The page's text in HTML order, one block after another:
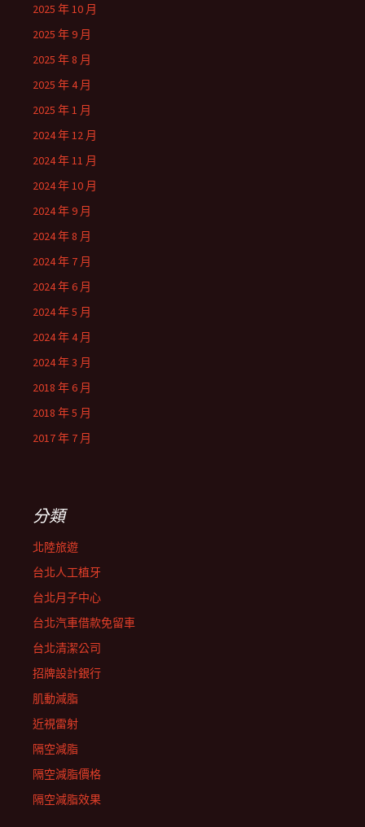
2025 年 10 月
2025 年 9 月
2025 年 8 月
2025 年 4 月
2025 年 1 月
2024 年 12 月
2024 年 11 月
2024 年 10 月
2024 年 9 月
2024 年 8 月
2024 年 7 月
2024 年 6 月
2024 年 5 月
2024 年 4 月
2024 年 3 月
2018 年 6 月
2018 年 5 月
2017 年 7 月
分類
北陸旅遊
台北人工植牙
台北月子中心
台北汽車借款免留車
台北清潔公司
招牌設計銀行
肌動減脂
近視雷射
隔空減脂
隔空減脂價格
隔空減脂效果